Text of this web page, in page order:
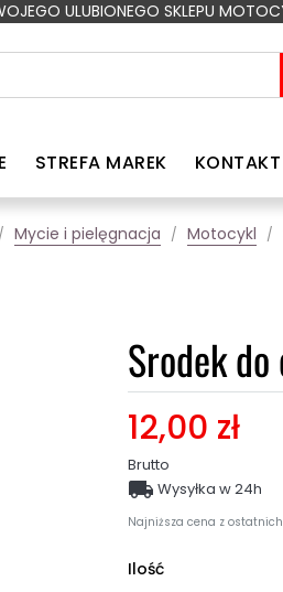
ULUBIONEGO SKLEPU
STREFA MAREK KONTAKT
Mycie i pielęgnacja Motocykl
Srodek
12,00 zł
Brutto
Najniższa cena z ostatnich
 Wysyłka w 24h
Ilość